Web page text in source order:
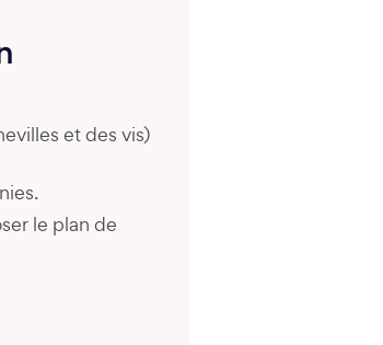
et des vis)
le plan de